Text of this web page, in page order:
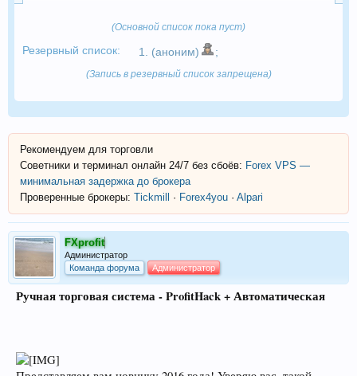
(Основной список пока пуст)
Резервный список: 1. (аноним) ;
(Запись в резервный список запрещена)
Рекомендуем для торговли
Советники и терминал онлайн 24/7 без сбоёв: Forex VPS —
минимальная задержка до брокера
Проверенные брокеры: Tickmill · Forex4you · Alpari
FXprofit
Администратор
Команда форума
Администратор
Ручная торговая система - ProfitHack + Автоматическая